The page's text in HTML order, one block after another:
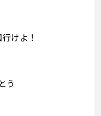
けよ！
う